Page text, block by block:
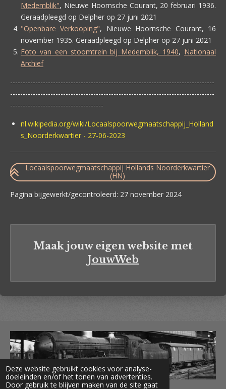
Deze website gebruikt cookies voor analyse-
doeleinden en/of het tonen van advertenties.
Door gebruik te blijven maken van de site gaat
Medemblik", Nieuwe Hoornsche Courant, 20 februari 1936.
Geraadpleegd op Delpher op 27 juni 2021
"Openbare Verkooping", Nieuwe Hoornsche Courant, 16
november 1935. Geraadpleegd op Delpher op 27 juni 2021
Foto van een stoomtrein bij Medemblik, 1940, Nationaal
Archief
---------------------------------------------------------------------------------
---------------------------------------------------------------------------------
-------------------------------------
nl.wikipedia.org/wiki/Locaalspoorwegmaatschappij_Holland
s_Noorderkwartier - 27-06-2023
Locaalspoorwegmaatschappij Hollands Noorderkwartier
(HN)
Pagina bijgewerkt/gecontroleerd: 27 november 2024
Maak jouw eigen website met
JouwWeb